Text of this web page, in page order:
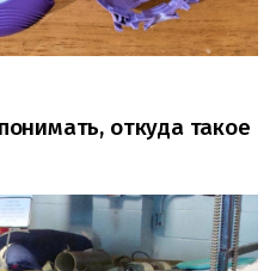
откуда такое